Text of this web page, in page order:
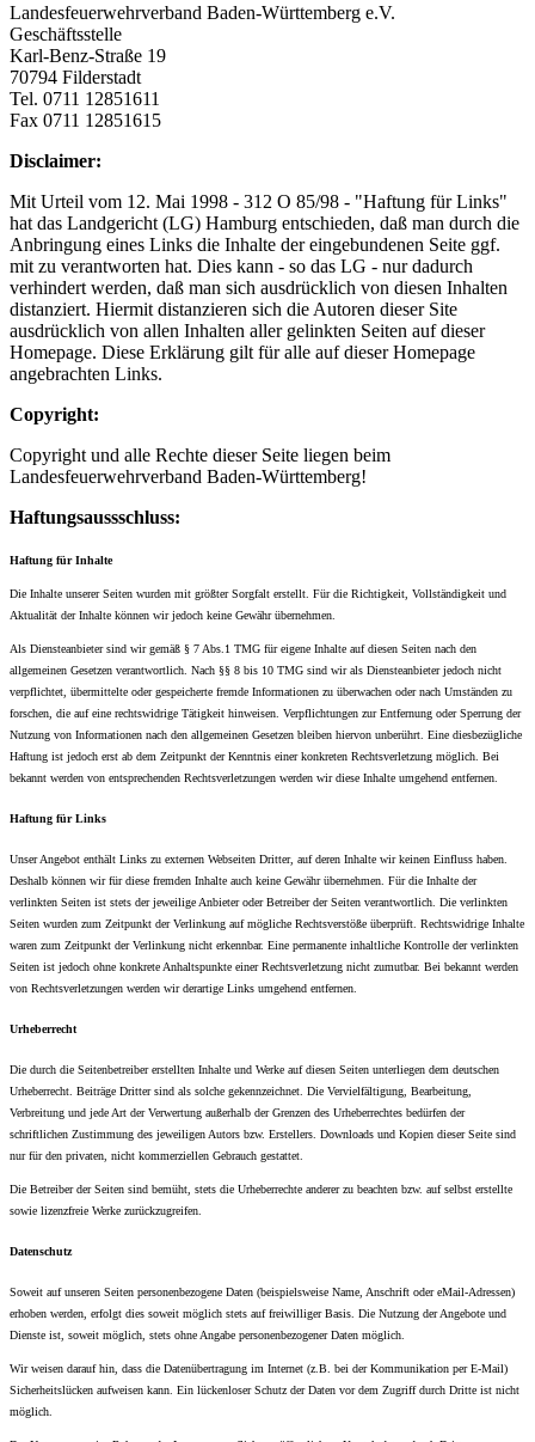
Landesfeuerwehrverband Baden-Württemberg e.V.
Geschäftsstelle
Karl-Benz-Straße 19
70794 Filderstadt
Tel. 0711 12851611
Fax 0711 12851615
Disclaimer:
Mit Urteil vom 12. Mai 1998 - 312 O 85/98 - "Haftung für Links"
hat das Landgericht (LG) Hamburg entschieden, daß man durch die
Anbringung eines Links die Inhalte der eingebundenen Seite ggf.
mit zu verantworten hat. Dies kann - so das LG - nur dadurch
verhindert werden, daß man sich ausdrücklich von diesen Inhalten
distanziert. Hiermit distanzieren sich die Autoren dieser Site
ausdrücklich von allen Inhalten aller gelinkten Seiten auf dieser
Homepage. Diese Erklärung gilt für alle auf dieser Homepage
angebrachten Links.
Copyright:
Copyright und alle Rechte dieser Seite liegen beim
Landesfeuerwehrverband Baden-Württemberg!
Haftungsaussschluss:
Haftung für Inhalte
Die Inhalte unserer Seiten wurden mit größter Sorgfalt erstellt. Für die Richtigkeit, Vollständigkeit und
Aktualität der Inhalte können wir jedoch keine Gewähr übernehmen.
Als Diensteanbieter sind wir gemäß § 7 Abs.1 TMG für eigene Inhalte auf diesen Seiten nach den
allgemeinen Gesetzen verantwortlich. Nach §§ 8 bis 10 TMG sind wir als Diensteanbieter jedoch nicht
verpflichtet, übermittelte oder gespeicherte fremde Informationen zu überwachen oder nach Umständen zu
forschen, die auf eine rechtswidrige Tätigkeit hinweisen. Verpflichtungen zur Entfernung oder Sperrung der
Nutzung von Informationen nach den allgemeinen Gesetzen bleiben hiervon unberührt. Eine diesbezügliche
Haftung ist jedoch erst ab dem Zeitpunkt der Kenntnis einer konkreten Rechtsverletzung möglich. Bei
bekannt werden von entsprechenden Rechtsverletzungen werden wir diese Inhalte umgehend entfernen.
Haftung für Links
Unser Angebot enthält Links zu externen Webseiten Dritter, auf deren Inhalte wir keinen Einfluss haben.
Deshalb können wir für diese fremden Inhalte auch keine Gewähr übernehmen. Für die Inhalte der
verlinkten Seiten ist stets der jeweilige Anbieter oder Betreiber der Seiten verantwortlich. Die verlinkten
Seiten wurden zum Zeitpunkt der Verlinkung auf mögliche Rechtsverstöße überprüft. Rechtswidrige Inhalte
waren zum Zeitpunkt der Verlinkung nicht erkennbar. Eine permanente inhaltliche Kontrolle der verlinkten
Seiten ist jedoch ohne konkrete Anhaltspunkte einer Rechtsverletzung nicht zumutbar. Bei bekannt werden
von Rechtsverletzungen werden wir derartige Links umgehend entfernen.
Urheberrecht
Die durch die Seitenbetreiber erstellten Inhalte und Werke auf diesen Seiten unterliegen dem deutschen
Urheberrecht. Beiträge Dritter sind als solche gekennzeichnet. Die Vervielfältigung, Bearbeitung,
Verbreitung und jede Art der Verwertung außerhalb der Grenzen des Urheberrechtes bedürfen der
schriftlichen Zustimmung des jeweiligen Autors bzw. Erstellers. Downloads und Kopien dieser Seite sind
nur für den privaten, nicht kommerziellen Gebrauch gestattet.
Die Betreiber der Seiten sind bemüht, stets die Urheberrechte anderer zu beachten bzw. auf selbst erstellte
sowie lizenzfreie Werke zurückzugreifen.
Datenschutz
Soweit auf unseren Seiten personenbezogene Daten (beispielsweise Name, Anschrift oder eMail-Adressen)
erhoben werden, erfolgt dies soweit möglich stets auf freiwilliger Basis. Die Nutzung der Angebote und
Dienste ist, soweit möglich, stets ohne Angabe personenbezogener Daten möglich.
Wir weisen darauf hin, dass die Datenübertragung im Internet (z.B. bei der Kommunikation per E-Mail)
Sicherheitslücken aufweisen kann. Ein lückenloser Schutz der Daten vor dem Zugriff durch Dritte ist nicht
möglich.